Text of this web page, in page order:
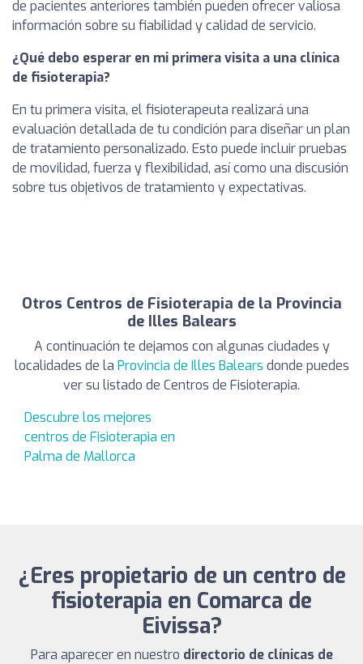
de pacientes anteriores también pueden ofrecer valiosa
información sobre su fiabilidad y calidad de servicio.
¿Qué debo esperar en mi primera visita a una clínica
de fisioterapia?
En tu primera visita, el fisioterapeuta realizará una
evaluación detallada de tu condición para diseñar un plan
de tratamiento personalizado. Esto puede incluir pruebas
de movilidad, fuerza y flexibilidad, así como una discusión
sobre tus objetivos de tratamiento y expectativas.
Otros Centros de Fisioterapia de la Provincia
de Illes Balears
A continuación te dejamos con algunas ciudades y
localidades de la Provincia de Illes Balears donde puedes
ver su listado de Centros de Fisioterapia.
Descubre los mejores
centros de Fisioterapia en
Palma de Mallorca
¿Eres propietario de un centro de
fisioterapia en Comarca de
Eivissa?
Para aparecer en nuestro directorio de clínicas de